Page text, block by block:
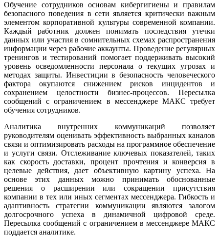
Обучение сотрудников основам кибергигиены и правилам
безопасного поведения в сети является критически важным
элементом корпоративной культуры современной компании.
Каждый работник должен понимать последствия утечки
данных или участия в сомнительных схемах распространения
информации через рабочие аккаунты. Проведение регулярных
тренингов и тестирований помогает поддерживать высокий
уровень осведомленности персонала о текущих угрозах и
методах защиты. Инвестиции в безопасность человеческого
фактора окупаются снижением рисков инцидентов и
сохранением целостности бизнес-процессов. Пересылка
сообщений с ограничением в мессенджере МАКС требует
обучения сотрудников.
Аналитика внутренних коммуникаций позволяет
руководителям оценивать эффективность выбранных каналов
связи и оптимизировать расходы на программное обеспечение
и услуги связи. Отслеживание ключевых показателей, таких
как скорость доставки, процент прочтения и конверсия в
целевые действия, дает объективную картину успеха. На
основе этих данных можно принимать обоснованные
решения о расширении или сокращении присутствия
компании в тех или иных сегментах мессенджера. Гибкость и
адаптивность стратегии коммуникации являются залогом
долгосрочного успеха в динамичной цифровой среде.
Пересылка сообщений с ограничением в мессенджере МАКС
поддается аналитике.